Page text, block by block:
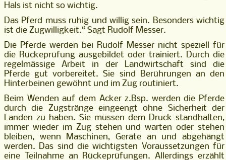
Hals ist nicht so wichtig.
Das Pferd muss ruhig und willig sein. Besonders wichtig
ist die Zugwilligkeit.“ Sagt Rudolf Messer.
Die Pferde werden bei Rudolf Messer nicht speziell für
die Rückeprüfung ausgebildet oder trainiert. Durch die
regelmässige Arbeit in der Landwirtschaft sind die
Pferde gut vorbereitet. Sie sind Berührungen an den
Hinterbeinen gewöhnt und im Zug routiniert.
Beim Wenden auf dem Acker z.Bsp. werden die Pferde
durch die Zugstränge eingeengt ohne Sicherheit der
Landen zu haben. Sie müssen dem Druck standhalten,
immer wieder im Zug stehen und warten oder stehen
bleiben, wenn Maschinen, Geräte an und abgehängt
werden. Das sind die wichtigsten Voraussetzungen für
eine Teilnahme an Rückeprüfungen. Allerdings erzählt